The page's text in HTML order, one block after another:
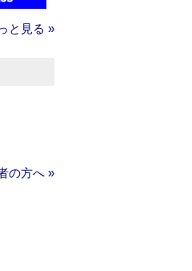
と見る »
の方へ »